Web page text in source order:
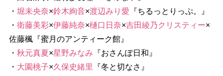
・ 堀未央奈×鈴木絢音×渡辺みり愛 『ちるっとりっぷ。』
・ 衛藤美彩×伊藤純奈×樋口日奈×吉田綾乃クリスティー×
佐藤楓『蜜月のアンティーク館』
・ 秋元真夏×星野みなみ 『おさんぽ日和』
・ 大園桃子×久保史緒里
『冬と切なさ』